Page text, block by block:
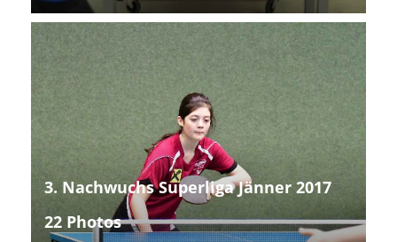
3. Nachwuchs Superliga Jänner 2017
22 Photos